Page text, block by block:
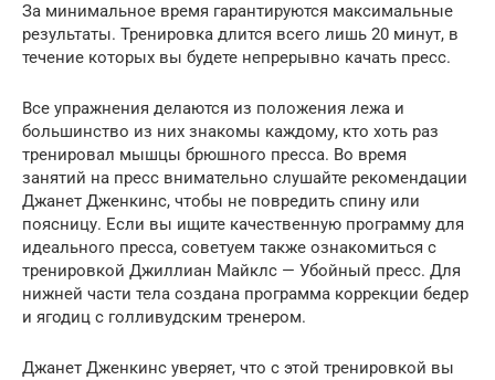
За минимальное время гарантируются максимальные
результаты. Тренировка длится всего лишь 20 минут, в
течение которых вы будете непрерывно качать пресс.
Все упражнения делаются из положения лежа и
большинство из них знакомы каждому, кто хоть раз
тренировал мышцы брюшного пресса. Во время
занятий на пресс внимательно слушайте рекомендации
Джанет Дженкинс, чтобы не повредить спину или
поясницу. Если вы ищите качественную программу для
идеального пресса, советуем также ознакомиться с
тренировкой Джиллиан Майклс — Убойный пресс. Для
нижней части тела создана программа коррекции бедер
и ягодиц с голливудским тренером.
Джанет Дженкинс уверяет, что с этой тренировкой вы